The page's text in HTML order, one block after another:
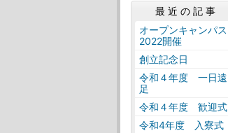
最近の記事
オープンキャンパス
2022開催
創立記念日
令和４年度 一日遠
足
令和４年度 歓迎式
令和4年度 入寮式